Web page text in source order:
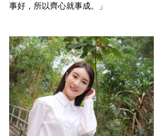
事好，所以齊心就事成。」